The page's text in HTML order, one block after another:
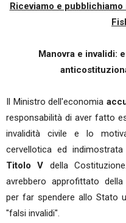
Riceviamo e
Manovra e invalidi:
Il Ministro dell'economia
responsabilità di aver fatto
invalidità civile e lo
cervellotica ed
Titolo V della
avrebbero approfittato
per far spendere allo Stato
"falsi invalidi".